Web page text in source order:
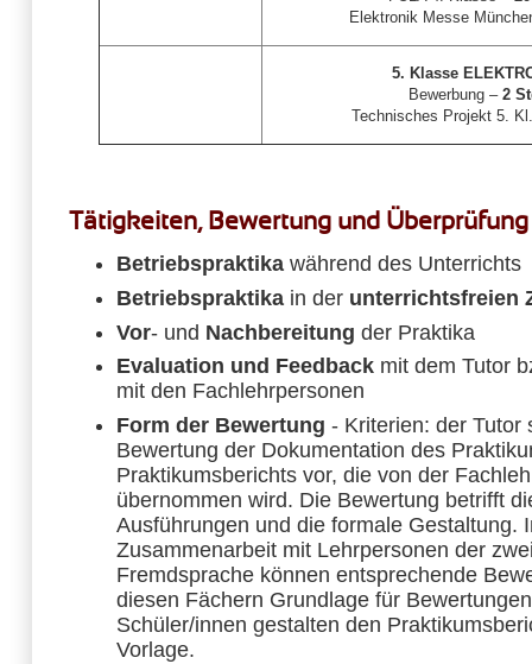
Elektronik Messe
5. Klasse
Bewerbung – 2
Technisches Projekt 5.
Tätigkeiten, Bewertung und Überprüfung
Betriebspraktika während des Unterrichts
Betriebspraktika in der unterrichtsfreien
Vor- und Nachbereitung der Praktika
Evaluation und Feedback mit dem Tutor
mit den Fachlehrpersonen
Form der Bewertung - Kriterien: der Tutor
Bewertung der Dokumentation des
Praktikumsberichts vor, die von der
übernommen wird. Die Bewertung betrifft
Ausführungen und die formale Gestaltung.
Zusammenarbeit mit Lehrpersonen der
Fremdsprache können entsprechende
diesen Fächern Grundlage für
Schüler/innen gestalten den
Vorlage.